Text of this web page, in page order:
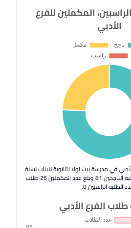
المكملين للفرع
الأدبي
في مدرسة بيت اولا الثانوية للبنات لسنة
2023، 107 طالبا، عدد الطلبة الناجحين 81 وبلغ عدد المكملين 26 طلاب
الطلبة الراسبين 0.
الفرع الأدبي